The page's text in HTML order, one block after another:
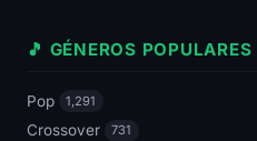
🎵 GÉNEROS POPULARES
Pop 1,291
Crossover 731